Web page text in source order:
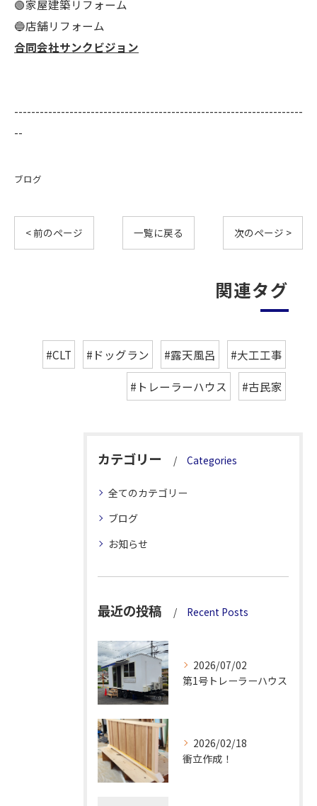
🟢家屋建築リフォーム
🔵店舗リフォーム
合同会社サンクビジョン
--------------------------------------------------------------------
--
ブログ
< 前のページ 一覧に戻る 次のページ >
関連タグ
#CLT #ドッグラン #露天風呂 #大工工事
#トレーラーハウス #古民家
カテゴリー Categories
全てのカテゴリー
ブログ
お知らせ
最近の投稿 Recent Posts
2026/07/02
第1号トレーラーハウス
2026/02/18
衝立作成！